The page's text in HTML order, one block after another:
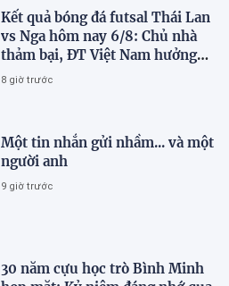
Kết quả bóng đá futsal Thái Lan
vs Nga hôm nay 6/8: Chủ nhà
thảm bại, ĐT Việt Nam hưởng
lợi lớn
8 giờ trước
Một tin nhắn gửi nhầm... và một
người anh
9 giờ trước
30 năm cựu học trò Bình Minh